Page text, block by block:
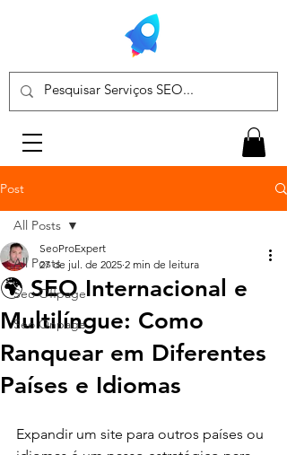
Post
All Posts
Seo Offpage
Seo Onpage
All Posts
🌍 SEO Internacional e
Multilíngue: Como
Ranquear em Diferentes
Países e Idiomas
SeoProExpert
27 de jul. de 2025 2 min de leitura
Expandir um site para outros países ou